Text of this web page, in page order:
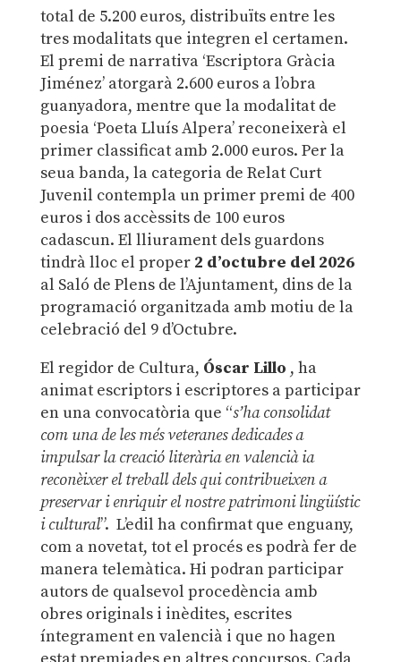
total de 5.200 euros, distribuïts entre les
tres modalitats que integren el certamen.
El premi de narrativa ‘Escriptora Gràcia
Jiménez’ atorgarà 2.600 euros a l’obra
guanyadora, mentre que la modalitat de
poesia ‘Poeta Lluís Alpera’ reconeixerà el
primer classificat amb 2.000 euros. Per la
seua banda, la categoria de Relat Curt
Juvenil contempla un primer premi de 400
euros i dos accèssits de 100 euros
cadascun. El lliurament dels guardons
tindrà lloc el proper 2 d’octubre del 2026
al Saló de Plens de l’Ajuntament, dins de la
programació organitzada amb motiu de la
celebració del 9 d’Octubre.
El regidor de Cultura, Óscar Lillo , ha
animat escriptors i escriptores a participar
en una convocatòria que “s’ha consolidat
com una de les més veteranes dedicades a
impulsar la creació literària en valencià ia
reconèixer el treball dels qui contribueixen a
preservar i enriquir el nostre patrimoni lingüístic
i cultural”. L’edil ha confirmat que enguany,
com a novetat, tot el procés es podrà fer de
manera telemàtica. Hi podran participar
autors de qualsevol procedència amb
obres originals i inèdites, escrites
íntegrament en valencià i que no hagen